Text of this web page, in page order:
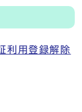
利用登録解除